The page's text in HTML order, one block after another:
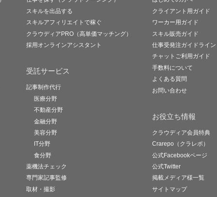
スキルを出品する
スキルアフィリエイトで稼ぐ
クラウディアPRO（高単価マッチング）
採用オンラインアシスタント
受託サービス
記事制作代行
医療分野
不動産分野
金融分野
美容分野
IT分野
食分野
薬機法チェック
専門家記事監修
取材・撮影
クライアント用ガイド
ワーカー用ガイド
スキル販売ガイド
仕事受発注ガイドライン
チャットご利用ガイド
手数料について
よくある質問
お問い合わせ
お役立ち情報
クラウディア会員特典
Crarepo（クラレポ）
公式Facebookページ
公式Twitter
掲載メディア様一覧
サイトマップ